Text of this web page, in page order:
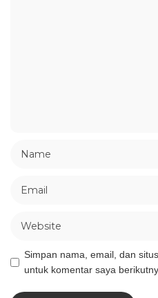
Simpan nama, email, dan
untuk komentar saya